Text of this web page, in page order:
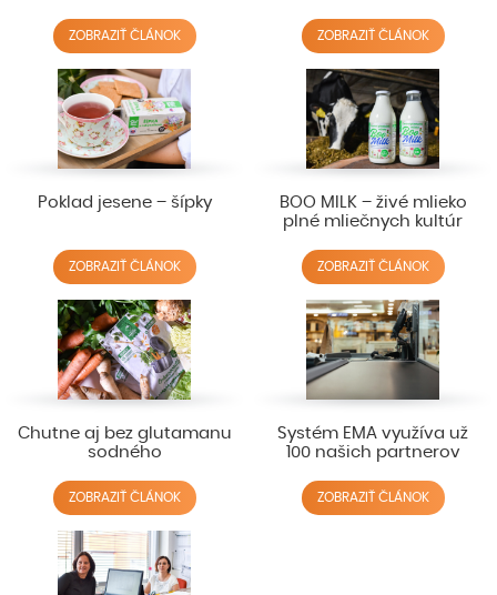
ZOBRAZIŤ ČLÁNOK ZOBRAZIŤ ČLÁNOK
Poklad jesene – šípky
ZOBRAZIŤ ČLÁNOK
BOO MILK – živé mlieko
plné mliečnych kultúr
ZOBRAZIŤ ČLÁNOK
Chutne aj bez glutamanu
sodného
ZOBRAZIŤ ČLÁNOK
Systém EMA využíva už
100 našich partnerov
ZOBRAZIŤ ČLÁNOK